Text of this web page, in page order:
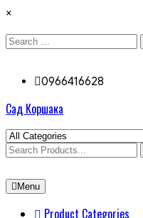
×
0966416628
Сад Коршака
Menu
Product Categories